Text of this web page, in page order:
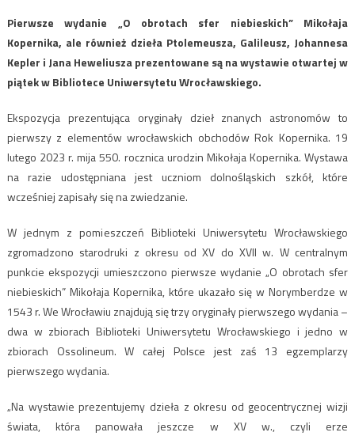
Pierwsze wydanie „O obrotach sfer niebieskich” Mikołaja
Kopernika, ale również dzieła Ptolemeusza, Galileusz, Johannesa
Kepler i Jana Heweliusza prezentowane są na wystawie otwartej w
piątek w Bibliotece Uniwersytetu Wrocławskiego.
Ekspozycja prezentująca oryginały dzieł znanych astronomów to
pierwszy z elementów wrocławskich obchodów Rok Kopernika. 19
lutego 2023 r. mija 550. rocznica urodzin Mikołaja Kopernika. Wystawa
na razie udostępniana jest uczniom dolnośląskich szkół, które
wcześniej zapisały się na zwiedzanie.
W jednym z pomieszczeń Biblioteki Uniwersytetu Wrocławskiego
zgromadzono starodruki z okresu od XV do XVII w. W centralnym
punkcie ekspozycji umieszczono pierwsze wydanie „O obrotach sfer
niebieskich” Mikołaja Kopernika, które ukazało się w Norymberdze w
1543 r. We Wrocławiu znajdują się trzy oryginały pierwszego wydania –
dwa w zbiorach Biblioteki Uniwersytetu Wrocławskiego i jedno w
zbiorach Ossolineum. W całej Polsce jest zaś 13 egzemplarzy
pierwszego wydania.
„Na wystawie prezentujemy dzieła z okresu od geocentrycznej wizji
świata, która panowała jeszcze w XV w., czyli erze